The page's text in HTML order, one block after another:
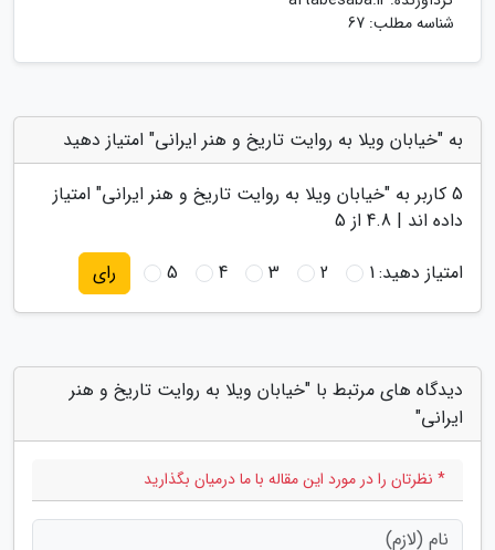
شناسه مطلب: 67
به "خیابان ویلا به روایت تاریخ و هنر ایرانی" امتیاز دهید
5 کاربر به "خیابان ویلا به روایت تاریخ و هنر ایرانی" امتیاز
داده اند | 4.8 از 5
امتیاز دهید:1
2
3
4
5 رای
دیدگاه های مرتبط با "خیابان ویلا به روایت تاریخ و هنر
ایرانی"
* نظرتان را در مورد این مقاله با ما درمیان بگذارید